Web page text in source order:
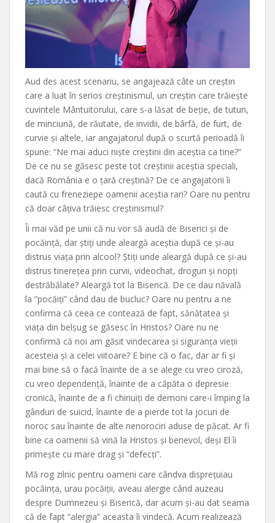
Aud des acest scenariu, se angajează câte un creștin
care a luat în serios creștinismul, un creștin care trăiește
cuvintele Mântuitorului, care s-a lăsat de beție, de tutun,
de minciună, de răutate, de invidii, de bârfă, de furt, de
curvie și altele, iar angajatorul după o scurtă perioadă îi
spune: “Ne mai aduci niște creștini din aceștia ca tine?”
De ce nu se găsesc peste tot creștinii aceștia speciali,
dacă România e o țară creștină? De ce angajatorii îi
caută cu freneziepe oamenii aceștia rari? Oare nu pentru
că doar câțiva trăiesc creștinismul?
Îi mai văd pe unii că nu vor să audă de Biserici și de
pocăință, dar știți unde aleargă aceștia după ce și-au
distrus viața prin alcool? Știți unde aleargă după ce și-au
distrus tinerețea prin curvii, videochat, droguri și nopți
destrăbălate? Aleargă tot la Biserică. De ce dau năvală
la “pocăiți” când dau de bucluc? Oare nu pentru a ne
confirma că ceea ce contează de fapt, sănătatea și
viața din belșug se găsesc în Hristos? Oare nu ne
confirmă că noi am găsit vindecarea și siguranța vieții
acesteia și a celei viitoare? E bine că o fac, dar ar fi și
mai bine să o facă înainte de a se alege cu vreo ciroză,
cu vreo dependență, înainte de a căpăta o depresie
cronică, înainte de a fi chinuiți de demoni care-i împing la
gânduri de suicid, înainte de a pierde tot la jocuri de
noroc sau înainte de alte nenorociri aduse de păcat. Ar fi
bine ca oamenii să vină la Hristos și benevol, deși El îi
primește cu mare drag și “defecți”.
Mă rog zilnic pentru oameni care cândva disprețuiau
pocăința, urau pocăiții, aveau alergie când auzeau
despre Dumnezeu și Biserică, dar acum și-au dat seama
că de fapt “alergia” aceasta îi vindecă. Acum realizează